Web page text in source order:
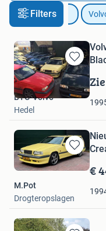
Filters
Auto's
Bewaren
in
Mijn
Favorieten
BTC-Volvo
Hedel
Bewaren
in
Favorieten
€
M.Pot
Drogteropslagen